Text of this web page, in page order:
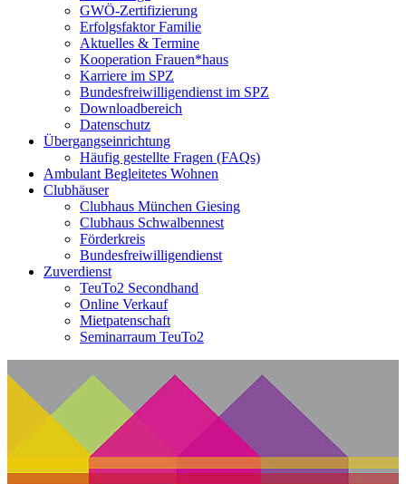
GWÖ-Zertifizierung
Erfolgsfaktor Familie
Aktuelles & Termine
Kooperation Frauen*haus
Karriere im SPZ
Bundesfreiwilligendienst im SPZ
Downloadbereich
Datenschutz
Übergangseinrichtung
Häufig gestellte Fragen (FAQs)
Ambulant Begleitetes Wohnen
Clubhäuser
Clubhaus München Giesing
Clubhaus Schwalbennest
Förderkreis
Bundesfreiwilligendienst
Zuverdienst
TeuTo2 Secondhand
Online Verkauf
Mietpatenschaft
Seminarraum TeuTo2